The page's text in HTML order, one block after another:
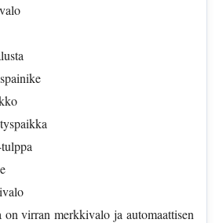
virran merkkivalo ja automaattisen